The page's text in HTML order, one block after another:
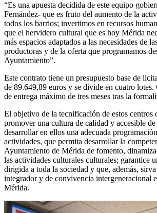
“Es una apuesta decidida de este equipo
Fernández- que es fruto del aumento de la
todos los barrios; invertimos en recursos
que el hervidero cultural que es hoy Mérida
más espacios adaptados a las necesidades de
productoras y de la oferta que programamos
Ayuntamiento”.
Este contrato tiene un presupuesto base de
de 89.649,89 euros y se divide en cuatro
de entrega máximo de tres meses tras la
El objetivo de la tecnificación de estos centros
promover una cultura de calidad y accesible
desarrollar en ellos una adecuada
actividades, que permita desarrollar la
Ayuntamiento de Mérida de fomento,
las actividades culturales culturales; garantice
dirigida a toda la sociedad y que, además,
integrador y de convivencia intergeneracional
Mérida.